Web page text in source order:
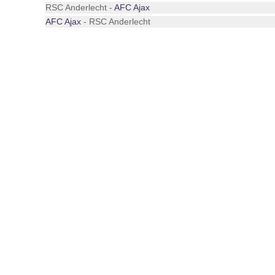
RSC Anderlecht - AFC Ajax
AFC Ajax - RSC Anderlecht